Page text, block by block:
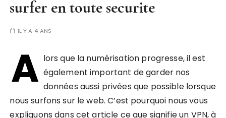
surfer en toute securite
IL Y A 4 ANS
A lors que la numérisation progresse, il est
également important de garder nos
données aussi privées que possible lorsque
nous surfons sur le web. C’est pourquoi nous vous
expliquons dans cet article ce que signifie un VPN, à